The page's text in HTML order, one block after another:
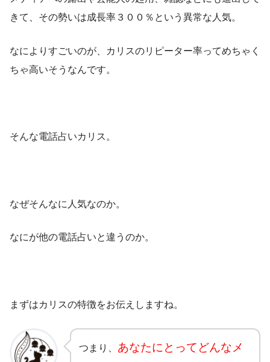
きて、その勢いは成長率３００％という異常な人気。
なによりすごいのが、カリスのリピーター率ってめちゃく
ちゃ高いそうなんです。
そんな電話占いカリス。
なぜそんなに人気なのか。
なにが他の電話占いと違うのか。
まずはカリスの特徴をお伝えしますね。
つまり、 あなたにとってどんなメ